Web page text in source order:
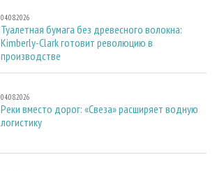
04.08.2026
Туалетная бумага без древесного волокна:
Kimberly-Clark готовит революцию в
производстве
04.08.2026
Реки вместо дорог: «Свеза» расширяет водную
логистику